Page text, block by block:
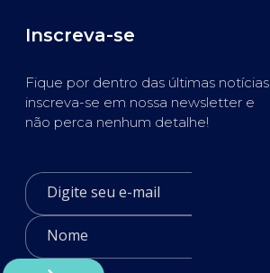
Inscreva-se
Fique por dentro das últimas notícias,
inscreva-se em nossa newsletter e
não perca nenhum detalhe!